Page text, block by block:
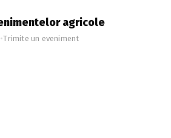
agricole
•Trimite un eveniment